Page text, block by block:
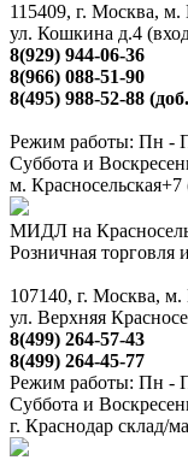
115409, г. Москва,
ул. Кошкина д.4
8(929) 944-06-36
8(966) 088-51-90
8(495) 988-52-88
Режим работы: Пн -
Суббота и
м. Красносельская+7
МИДЛ на
Розничная торговля
107140, г. Москва, м.
ул. Верхняя
8(499) 264-57-43
8(499) 264-45-77
Режим работы: Пн -
Суббота и
г. Краснодар склад/